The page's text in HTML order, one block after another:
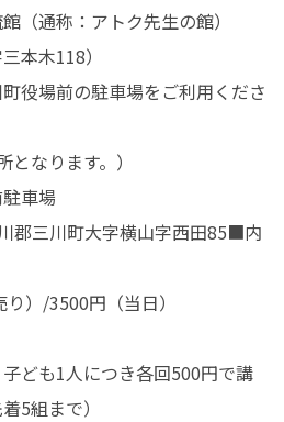
（通称：アトク先生の館）
本木118）
役場前の駐車場をご利用くださ
となります。）
車場
郡三川町大字横山字西田85■内
）/3500円（当日）
ども1人につき各回500円で講
5組まで）